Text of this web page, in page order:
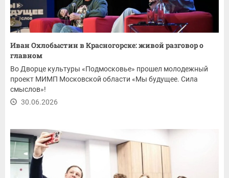
Иван Охлобыстин в Красногорске: живой разговор о
главном
Во Дворце культуры «Подмосковье» прошел молодежный
проект МИМП Московской области «Мы будущее. Сила
смыслов»!
30.06.2026